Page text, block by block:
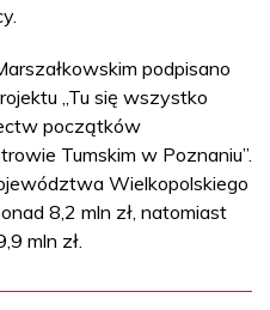
podpisano
„Tu się wszystko
początków
Tumskim w Poznaniu”.
Wielkopolskiego
8,2 mln zł, natomiast
mln zł.